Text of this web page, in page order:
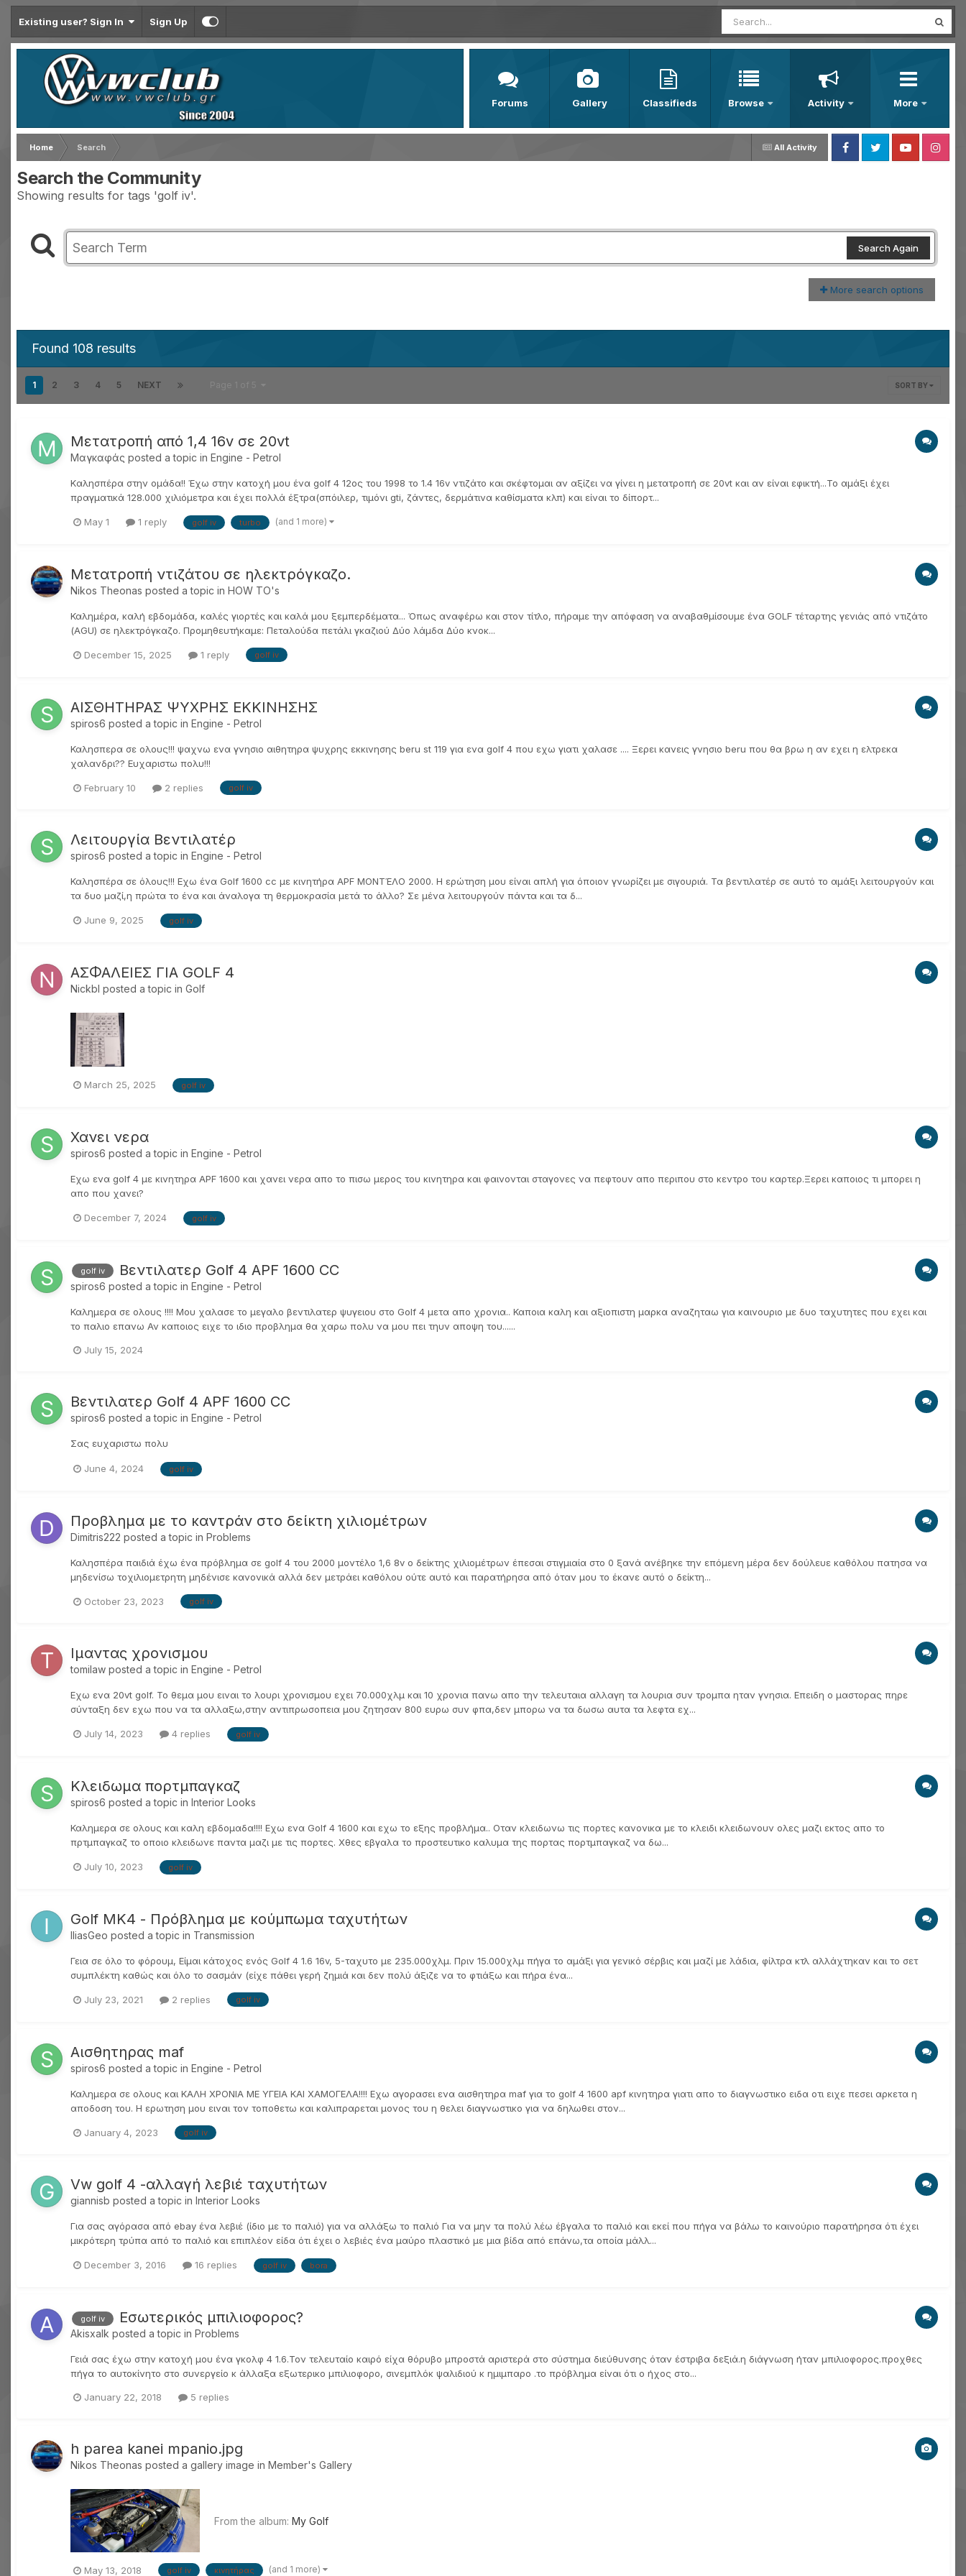
Existing user? Sign In Sign Up
Forums Gallery Classifieds Browse Activity More
All Activity
Home
Search
FacebookTwitter YoutubeInstagram
Search the Community
Showing results for tags 'golf iv'.
Search Again
More search options
Found 108 results
1 2 3 4 5 NEXT SORT BY
Μετατροπή από 1,4 16v σε 20vt
Μαγκαφάς posted a topic in Engine - Petrol
Kαλησπέρα στην ομάδα!! Έχω στην κατοχή μου ένα golf 4 12ος του 1998 το 1.4 16v ντιζάτο και σκέφτομαι αν αξίζει να γίνει η μετατροπή σε 20vt και αν είναι εφικτή...Το αμάξι έχει
πραγματικά 128.000 χιλιόμετρα και έχει πολλά έξτρα(σπόιλερ, τιμόνι gti, ζάντες, δερμάτινα καθίσματα κλπ) και είναι το δίπορτ...
May 1 1 reply golf iv turbo (and 1 more)
Μετατροπή ντιζάτου σε ηλεκτρόγκαζο.
Nikos Theonas posted a topic in HOW TO's
Καλημέρα, καλή εβδομάδα, καλές γιορτές και καλά μου ξεμπερδέματα... Όπως αναφέρω και στον τίτλο, πήραμε την απόφαση να αναβαθμίσουμε ένα GOLF τέταρτης γενιάς από ντιζάτο
(AGU) σε ηλεκτρόγκαζο. Προμηθευτήκαμε: Πεταλούδα πετάλι γκαζιού Δύο λάμδα Δύο κνοκ...
December 15, 2025 1 reply golf iv
ΑΙΣΘΗΤΗΡΑΣ ΨΥΧΡΗΣ ΕΚΚΙΝΗΣΗΣ
spiros6 posted a topic in Engine - Petrol
Καλησπερα σε ολους!!! ψαχνω ενα γνησιο αιθητηρα ψυχρης εκκινησης beru st 119 για ενα golf 4 που εχω γιατι χαλασε .... Ξερει κανεις γνησιο beru που θα βρω η αν εχει η ελτρεκα
χαλανδρι?? Ευχαριστω πολυ!!!
February 10 2 replies golf iv
Λειτουργία Βεντιλατέρ
spiros6 posted a topic in Engine - Petrol
Καλησπέρα σε όλους!!! Εχω ένα Golf 1600 cc με κινητήρα APF ΜΟΝΤΈΛΟ 2000. Η ερώτηση μου είναι απλή για όποιον γνωρίζει με σιγουριά. Τα βεντιλατέρ σε αυτό το αμάξι λειτουργούν και
τα δυο μαζί,η πρώτα το ένα και άναλογα τη θερμοκρασία μετά το άλλο? Σε μένα λειτουργούν πάντα και τα δ...
June 9, 2025 golf iv
ΑΣΦΑΛΕΙΕΣ ΓΙΑ GOLF 4
Nickbl posted a topic in Golf
March 25, 2025 golf iv
Χανει νερα
spiros6 posted a topic in Engine - Petrol
Εχω ενα golf 4 με κινητηρα APF 1600 και χανει νερα απο το πισω μερος του κινητηρα και φαινονται σταγονες να πεφτουν απο περιπου στο κεντρο του καρτερ.Ξερει καποιος τι μπορει η
απο που χανει?
December 7, 2024 golf iv
golf iv Βεντιλατερ Golf 4 APF 1600 CC
spiros6 posted a topic in Engine - Petrol
Καλημερα σε ολους !!!! Μου χαλασε το μεγαλο βεντιλατερ ψυγειου στο Golf 4 μετα απο χρονια.. Καποια καλη και αξιοπιστη μαρκα αναζηταω για καινουριο με δυο ταχυτητες που εχει και
το παλιο επανω Αν καποιος ειχε το ιδιο προβλημα θα χαρω πολυ να μου πει τηυν αποψη του......
July 15, 2024
Βεντιλατερ Golf 4 APF 1600 CC
spiros6 posted a topic in Engine - Petrol
Σας ευχαριστω πολυ
June 4, 2024 golf iv
Προβλημα με το καντράν στο δείκτη χιλιομέτρων
Dimitris222 posted a topic in Problems
Καλησπέρα παιδιά έχω ένα πρόβλημα σε golf 4 του 2000 μοντέλο 1,6 8v ο δείκτης χιλιομέτρων έπεσαι στιγμιαία στο 0 ξανά ανέβηκε την επόμενη μέρα δεν δούλευε καθόλου πατησα να
μηδενίσω τοχιλιομετρητη μηδένισε κανονικά αλλά δεν μετράει καθόλου ούτε αυτό και παρατήρησα από όταν μου το έκανε αυτό ο δείκτη...
October 23, 2023 golf iv
Ιμαντας χρονισμου
tomilaw posted a topic in Engine - Petrol
Εχω ενα 20vt golf. Το θεμα μου ειναι το λουρι χρονισμου εχει 70.000χλμ και 10 χρονια πανω απο την τελευταια αλλαγη τα λουρια συν τρομπα ηταν γνησια. Επειδη ο μαστορας πηρε
σύνταξη δεν εχω που να τα αλλαξω,στην αντιπρωσοπεια μου ζητησαν 800 ευρω συν φπα,δεν μπορω να τα δωσω αυτα τα λεφτα εχ...
July 14, 2023 4 replies golf iv
Κλειδωμα πορτμπαγκαζ
spiros6 posted a topic in Interior Looks
Καλημερα σε ολους και καλη εβδομαδα!!!! Εχω ενα Golf 4 1600 και εχω το εξης προβλήμα.. Οταν κλειδωνω τις πορτες κανονικα με το κλειδι κλειδωνουν ολες μαζι εκτος απο το
πρτμπαγκαζ το οποιο κλειδωνε παντα μαζι με τις πορτες. Χθες εβγαλα το προστευτικο καλυμα της πορτας πορτμπαγκαζ να δω...
July 10, 2023 golf iv
Golf MK4 - Πρόβλημα με κούμπωμα ταχυτήτων
IliasGeo posted a topic in Transmission
Γεια σε όλο το φόρουμ, Είμαι κάτοχος ενός Golf 4 1.6 16v, 5-ταχυτο με 235.000χλμ. Πριν 15.000χλμ πήγα το αμάξι για γενικό σέρβις και μαζί με λάδια, φίλτρα κτλ αλλάχτηκαν και το σετ
συμπλέκτη καθώς και όλο το σασμάν (είχε πάθει γερή ζημιά και δεν πολύ άξιζε να το φτιάξω και πήρα ένα...
July 23, 2021 2 replies golf iv
Αισθητηρας maf
spiros6 posted a topic in Engine - Petrol
Καλημερα σε ολους και ΚΑΛΗ ΧΡΟΝΙΑ ΜΕ ΥΓΕΙΑ ΚΑΙ ΧΑΜΟΓΕΛΑ!!!! Εχω αγορασει ενα αισθητηρα maf για το golf 4 1600 apf κινητηρα γιατι απο το διαγνωστικο ειδα οτι ειχε πεσει αρκετα η
αποδοση του. Η ερωτηση μου ειναι τον τοποθετω και καλιπραρεται μονος του η θελει διαγνωστικο για να δηλωθει στον...
January 4, 2023 golf iv
Vw golf 4 -αλλαγή λεβιέ ταχυτήτων
giannisb posted a topic in Interior Looks
Για σας αγόρασα από ebay ένα λεβιέ (ίδιο με το παλιό) για να αλλάξω το παλιό Για να μην τα πολύ λέω έβγαλα το παλιό και εκεί που πήγα να βάλω το καινούριο παρατήρησα ότι έχει
μικρότερη τρύπα από το παλιό και επιπλέον είδα ότι έχει ο λεβιές ένα μαύρο πλαστικό με μια βίδα από επάνω,τα οποία μάλλ...
December 3, 2016 16 replies golf iv bora
golf iv Εσωτερικός μπιλιοφορος?
Akisxalk posted a topic in Problems
Γειά σας έχω στην κατοχή μου ένα γκολφ 4 1.6.Τον τελευταίο καιρό είχα θόρυβο μπροστά αριστερά στο σύστημα διεύθυνσης όταν έστριβα δεξιά.η διάγνωση ήταν μπιλιοφορος.προχθες
πήγα το αυτοκίνητο στο συνεργείο κ άλλαξα εξωτερικο μπιλιοφορο, σινεμπλόκ ψαλιδιού κ ημιμπαρο .το πρόβλημα είναι ότι ο ήχος στο...
January 22, 2018 5 replies
h parea kanei mpanio.jpg
Nikos Theonas posted a gallery image in Member's Gallery
From the album: My Golf
May 13, 2018 golf iv κινητήρας (and 1 more)